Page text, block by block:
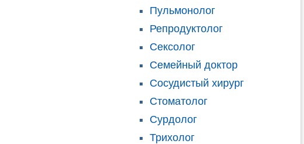
Пульмонолог
Репродуктолог
Сексолог
Семейный доктор
Сосудистый хирург
Стоматолог
Сурдолог
Трихолог